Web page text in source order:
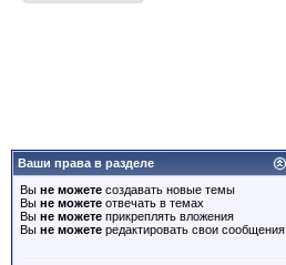
Ваши права в разделе
Вы не можете создавать новые темы
Вы не можете отвечать в темах
Вы не можете прикреплять вложения
Вы не можете редактировать свои сообщения